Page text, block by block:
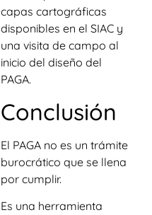
capas cartográficas
disponibles en el SIAC y
una visita de campo al
inicio del diseño del
PAGA.
Conclusión
El PAGA no es un trámite
burocrático que se llena
por cumplir.
Es una herramienta